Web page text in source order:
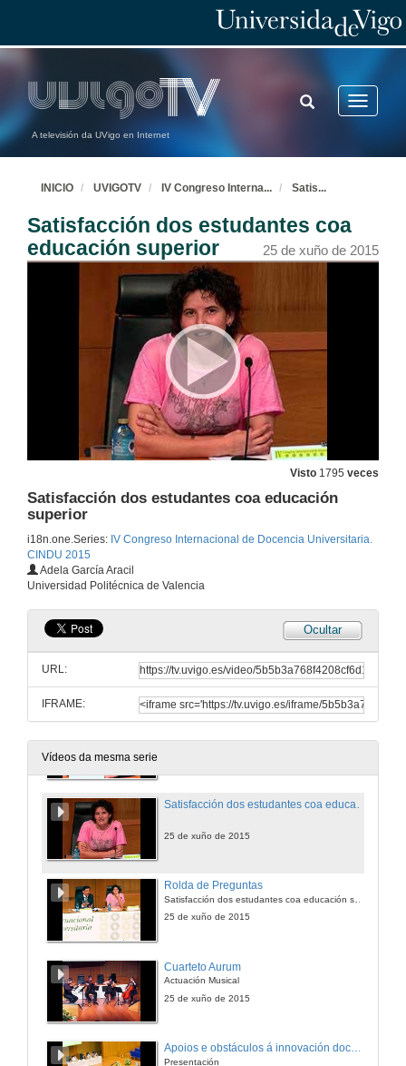
A televisión da UVigo en Internet
Toggle
TOGGLE
SEARCH
INICIO UVIGOTV IV Congreso Interna... Satis...
Satisfacción dos estudantes coa
educación superior
25 de xuño de 2015
Visto 1795 veces
Satisfacción dos estudantes coa educación
superior
i18n.one.Series: IV Congreso Internacional de Docencia Universitaria.
CINDU 2015
Adela García Aracil
Universidad Politécnica de Valencia
Ocultar
URL:
IFRAME:
Vídeos da mesma serie
25 de xuño de 2015
Inauguración: IV Congreso Internacional de Docencia Universitaria
Intervención de Pedro Membiela Iglesia
25 de xuño de 2015
Inauguración: IV Congreso Internacional de Docencia Universitaria
25 de xuño de 2015
Rolda de Preguntas
25 de xuño de 2015
Cuarteto Aurum
Actuación Musical
25 de xuño de 2015
Apoios e obstáculos á innovación docente universitaria
Presentación